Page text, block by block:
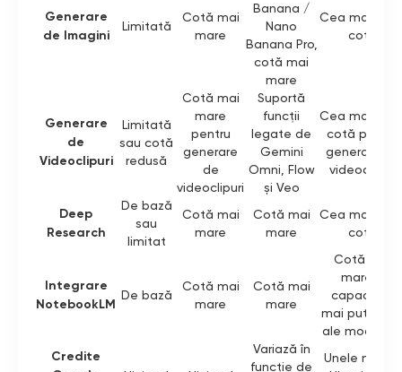
Generare
de Imagini
Limitată
Cotă mai
mare
Banana /
Nano
Banana Pro,
cotă mai
mare
Cea mai
cotă
Generare
de
Videoclipuri
Limitată
sau cotă
redusă
Cotă mai
mare
pentru
generare
de
videoclipuri
Suportă
funcții
legate de
Gemini
Omni, Flow
și Veo
Cea mai
cotă pentru
generare de
videoclipuri
Deep
Research
De bază
sau
limitat
Cotă mai
mare
Cotă mai
mare
Cea mai
cotă
Integrare
NotebookLM
De bază
Cotă mai
mare
Cotă mai
mare
Cotă mai
mare și
capacități
mai
ale modelului
Credite
Variază în
funcție de
Unele niveluri